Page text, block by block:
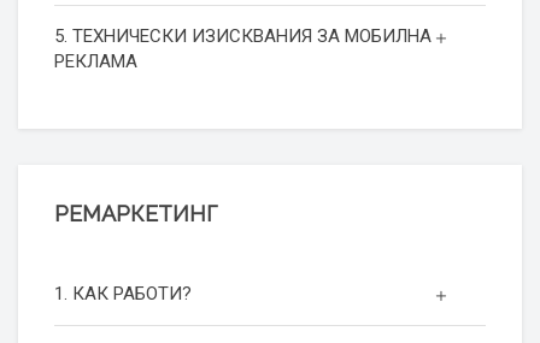
5. ТЕХНИЧЕСКИ ИЗИСКВАНИЯ ЗА МОБИЛНА
РЕКЛАМА
РЕМАРКЕТИНГ
1. КАК РАБОТИ?